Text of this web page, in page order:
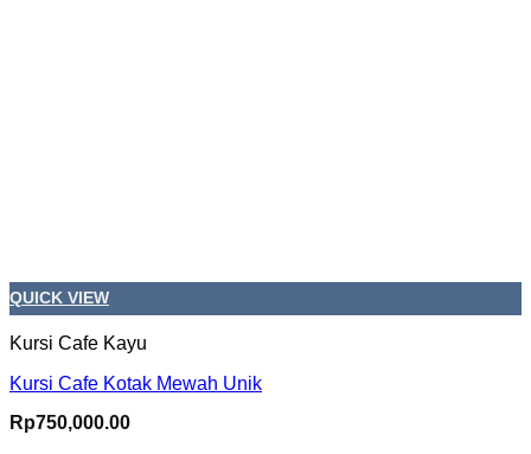
QUICK VIEW
Kursi Cafe Kayu
Kursi Cafe Kotak Mewah Unik
Rp750,000.00